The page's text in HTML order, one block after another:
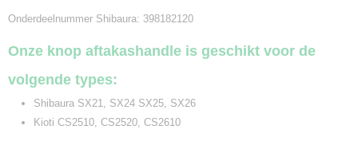
Onderdeelnummer Shibaura: 398182120
Onze knop aftakashandle is geschikt voor de
volgende types:
Shibaura SX21, SX24 SX25, SX26
Kioti CS2510, CS2520, CS2610